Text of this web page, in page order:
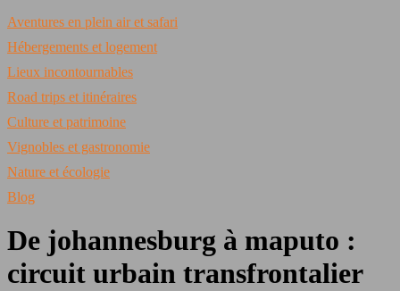
Aventures en plein air et safari
Hébergements et logement
Lieux incontournables
Road trips et itinéraires
Culture et patrimoine
Vignobles et gastronomie
Nature et écologie
Blog
De johannesburg à maputo :
circuit urbain transfrontalier